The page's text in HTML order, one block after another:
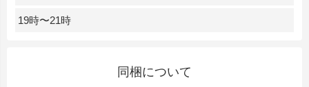
19時〜21時
同梱について